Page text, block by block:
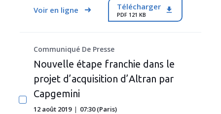
Voir en ligne Télécharger
PDF 121 KB
Communiqué De Presse
Nouvelle étape franchie dans le
projet d’acquisition d’Altran par
Capgemini
12 août 2019 07:30 (Paris)